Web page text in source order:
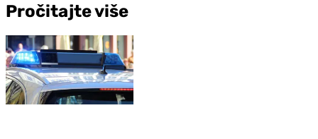
Pročitajte više